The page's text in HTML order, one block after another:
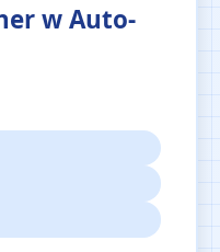
w Auto-